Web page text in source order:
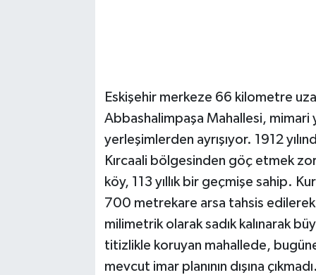
Eskişehir merkeze 66 kilometre
Abbashalimpaşa Mahallesi, mimari
yerleşimlerden ayrışıyor. 1912
Kırcaali bölgesinden göç etmek
köy, 113 yıllık bir geçmişe sahip.
700 metrekare arsa tahsis edilerek
milimetrik olarak sadık kalınarak
titizlikle koruyan mahallede, bugüne
mevcut imar planının dışına çıkmadı.